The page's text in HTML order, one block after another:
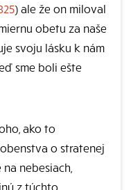
) ale že on miloval
obetu za naše
svoju lásku k nám
sme boli ešte
ako to
o stratenej
nebesiach,
z týchto